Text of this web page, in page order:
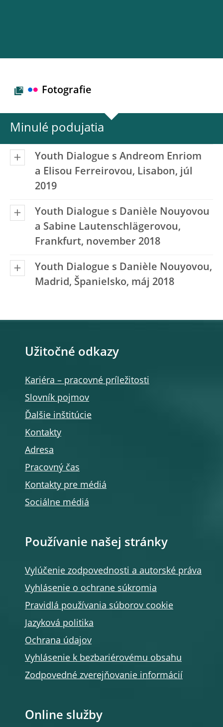
Fotografie
Minulé podujatia
Youth Dialogue s Andreom Enriom
a Elisou Ferreirovou, Lisabon, júl
2019
Youth Dialogue s Danièle Nouyovou
a Sabine Lautenschlägerovou,
Frankfurt, november 2018
Youth Dialogue s Danièle Nouyovou,
Madrid, Španielsko, máj 2018
Užitočné odkazy
Kariéra – pracovné príležitosti
Slovník pojmov
Ďalšie inštitúcie
Kontakty
Adresa
Pracovný čas
Kontakty pre médiá
Sociálne médiá
Používanie našej stránky
Vylúčenie zodpovednosti a autorské práva
Vyhlásenie o ochrane súkromia
Pravidlá používania súborov cookie
Jazyková politika
Ochrana údajov
Vyhlásenie k bezbariérovému obsahu
Zodpovedné zverejňovanie informácií
Online služby